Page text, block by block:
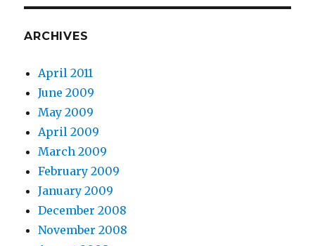
ARCHIVES
April 2011
June 2009
May 2009
April 2009
March 2009
February 2009
January 2009
December 2008
November 2008